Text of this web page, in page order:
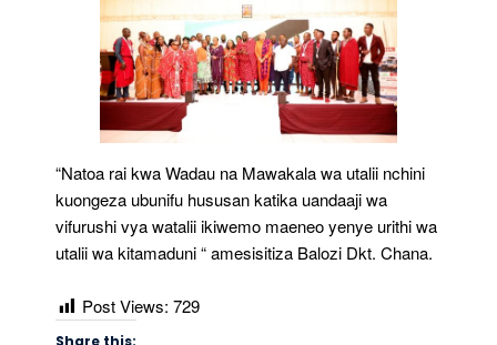
“Natoa rai kwa Wadau na Mawakala wa utalii nchini
kuongeza ubunifu hususan katika uandaaji wa
vifurushi vya watalii ikiwemo maeneo yenye urithi wa
utalii wa kitamaduni “ amesisitiza Balozi Dkt. Chana.
Post Views: 729
Share this: